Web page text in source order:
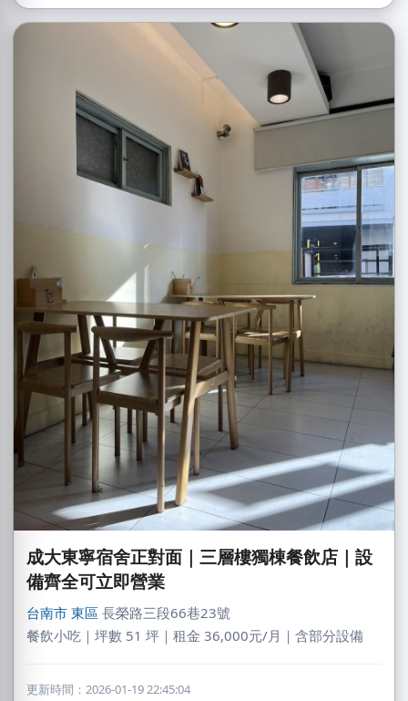
成大東寧宿舍正對面｜三層樓獨棟餐飲店｜設
備齊全可立即營業
台南市 東區 長榮路三段66巷23號
餐飲小吃｜坪數 51 坪｜租金 36,000元/月｜含部分設備
更新時間：2026-01-19 22:45:04